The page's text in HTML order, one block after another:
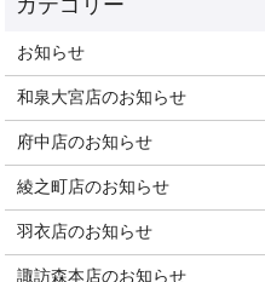
お知らせ
和泉大宮店のお知らせ
府中店のお知らせ
綾之町店のお知らせ
羽衣店のお知らせ
諏訪森本店のお知らせ